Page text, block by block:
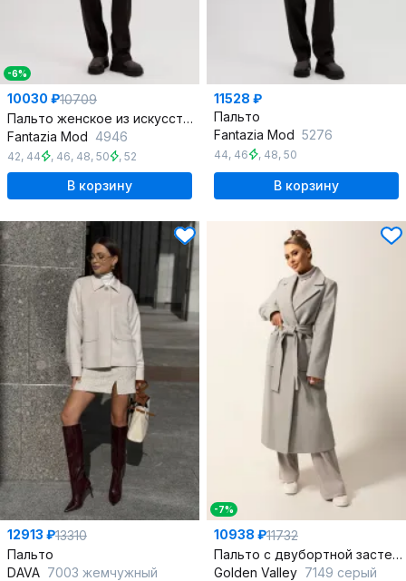
-6%
10030 ₽10709
Пальто женское из искусственного меха Teddy bear с капюшоном
Fantazia Mod 4946
42, 44 , 46, 48, 50 , 52
В корзину
11528 ₽
Пальто
Fantazia Mod 5276
44, 46 , 48, 50
В корзину
12913 ₽13310
Пальто
DAVA 7003 жемчужный
-7%
10938 ₽11732
Пальто с двубортной застежкой и съемным поясом из текстиля
Golden Valley 7149 серый